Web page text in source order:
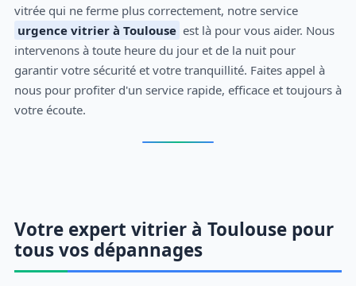
vitrée qui ne ferme plus correctement, notre service
urgence vitrier à Toulouse est là pour vous aider. Nous
intervenons à toute heure du jour et de la nuit pour
garantir votre sécurité et votre tranquillité. Faites appel à
nous pour profiter d'un service rapide, efficace et toujours à
votre écoute.
Votre expert vitrier à Toulouse pour
tous vos dépannages